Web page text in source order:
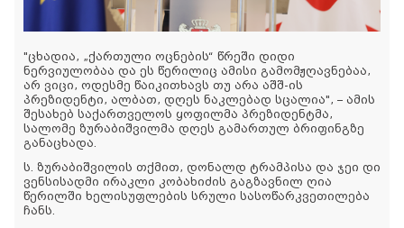
"ცხადია, „ქართული ოცნების“ წრეში დიდი
ნერვიულობაა და ეს წერილიც ამისი გამომჟღავნებაა,
არ ვიცი, ოდესმე წაიკითხავს თუ არა აშშ-ის
პრეზიდენტი, ალბათ, დღეს ნაკლებად სცალია", – ამის
შესახებ საქართველოს ყოფილმა პრეზიდენტმა,
სალომე ზურაბიშვილმა დღეს გამართულ ბრიფინგზე
განაცხადა.
ს. ზურაბიშვილის თქმით, დონალდ ტრამპისა და ჯეი დი
ვენსისადმი ირაკლი კობახიძის გაგზავნილ ღია
წერილში ხელისუფლების სრული სასოწარკვეთილება
ჩანს.